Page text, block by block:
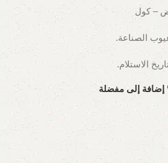
– كول
إضافة إلى مفضلة